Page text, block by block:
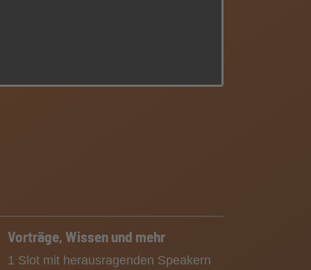
Vorträge, Wissen und mehr
1 Slot mit herausragenden Speakern